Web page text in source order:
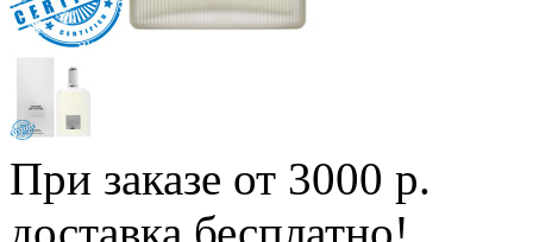
При заказе от 3000 р.